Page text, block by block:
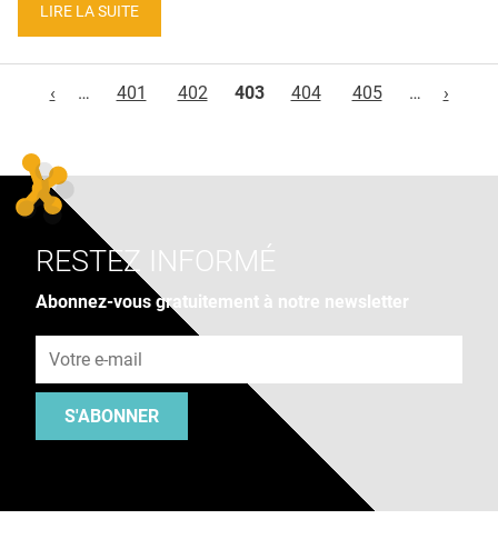
LIRE LA SUITE
‹
… 401 402 403 404 405 … ›
RESTEZ INFORMÉ
Abonnez-vous gratuitement à notre newsletter
S'ABONNER